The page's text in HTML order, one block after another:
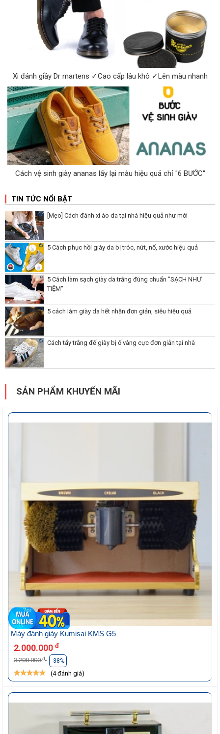
Xi đánh giầy Dr martens ✓Cao cấp lâu khô ✓Lên màu nhanh
Cách vệ sinh giày ananas lấy lại màu hiệu quả chỉ "6 BƯỚC"
TIN TỨC NỔI BẬT
[Mẹo] Cách đánh xi áo da tại nhà hiệu quả như mới
5 Cách phục hồi giày da bị tróc, nứt, nổ, xước hiệu quả
5 Cách làm sạch giày da trắng đúng chuẩn "SẠCH NHƯ
TIỆM"
5 cách làm giày da hết nhăn đơn giản, siêu hiệu quả
Cách tẩy trắng đế giày bị ố vàng cực đơn giản tại nhà
SẢN PHẨM KHUYẾN MÃI
Máy đánh giày Kumisai KMS G5
2.000.000 đ
3.200.000đ -38%
(4 đánh giá)